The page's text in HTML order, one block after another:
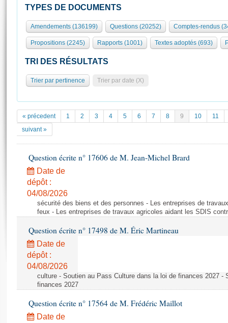
Présidence
577 députés
Groupes politiques
Séance publique
Commissions et autres organes
Europe et International
Pétitions
Documents parlementaires
Projets de loi
Propositions de loi
Amendements
Textes adoptés
Rapports d'information
Rapports législatifs
Rapports sur l'application des lois
Baromètre de l’application des lois
Dossiers législatifs
Budget et sécurité sociale
Questions écrites et orales
Rôle et pouvoirs de l'Assemblée
Organisation de l'Assemblée
Présidence Conférence des Présidents Bureau Collège des
Statistiques et chiffres clés
Documents de référence
( Constitution | Règlement de l'Assemblée ... )
Histoire
Juniors
Anciennes législatures
Liens vers les sites publics
Visiter l'Assemblée
Visite virtuelle du palais Bourbon
Assister à une séance
La Bibliothèque
Les archives
Photos libres de droit
TYPES DE DOCUMENTS
Amendements (136199) Questions (20252) Comptes-rendus
Propositions (2245) Rapports (1001) Textes adoptés (693)
TRI DES RÉSULTATS
Trier par pertinence Trier par date (X)
« précedent 1 2 3 4 5 6 7 8 9 10
11
suivant »
Question écrite n° 17606 de M. Jean-Michel Brard
Date de
dépôt :
04/08/2026
sécurité des biens et des personnes - Les entreprises de
feux - Les entreprises de travaux agricoles aidant les SDIS
Question écrite n° 17498 de M. Éric Martineau
Date de
dépôt :
04/08/2026
culture - Soutien au Pass Culture dans la loi de finances 2027 -
finances 2027
Question écrite n° 17564 de M. Frédéric Maillot
Date de